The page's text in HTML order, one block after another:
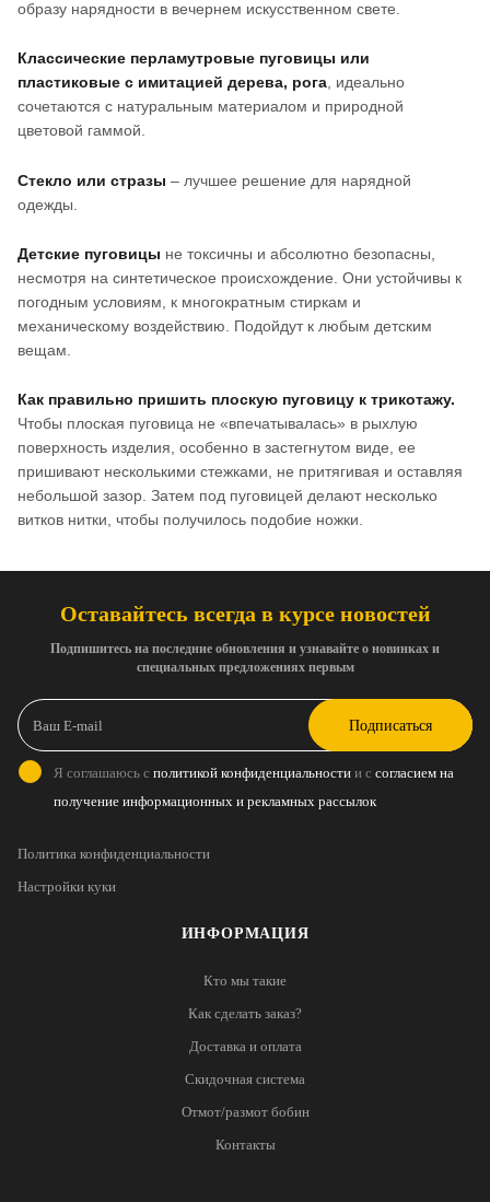
образу нарядности в вечернем искусственном свете.
Классические перламутровые пуговицы или
пластиковые с имитацией дерева, рога, идеально
сочетаются с натуральным материалом и природной
цветовой гаммой.
Стекло или стразы – лучшее решение для нарядной
одежды.
Детские пуговицы не токсичны и абсолютно безопасны,
несмотря на синтетическое происхождение. Они устойчивы к
погодным условиям, к многократным стиркам и
механическому воздействию. Подойдут к любым детским
вещам.
Как правильно пришить плоскую пуговицу к трикотажу.
Чтобы плоская пуговица не «впечатывалась» в рыхлую
поверхность изделия, особенно в застегнутом виде, ее
пришивают несколькими стежками, не притягивая и оставляя
небольшой зазор. Затем под пуговицей делают несколько
витков нитки, чтобы получилось подобие ножки.
ИНФОРМАЦИЯ
Кто мы такие
Как сделать заказ?
Доставка и оплата
Скидочная система
Отмот/размот бобин
Контакты
Оставайтесь всегда в курсе новостей
Подпишитесь на последние обновления и узнавайте о новинках и
специальных предложениях первым
Подписаться
Я соглашаюсь с политикой конфиденциальности и с согласием на
получение информационных и рекламных рассылок
Политика конфиденциальности
Настройки куки